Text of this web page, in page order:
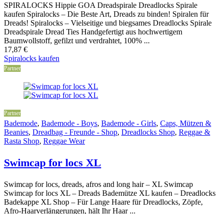
SPIRALOCKS Hippie GOA Dreadspirale Dreadlocks Spirale
kaufen Spiralocks – Die Beste Art, Dreads zu binden! Spiralen für
Dreads! Spiralocks – Vielseitige und biegsames Dreadlocks Spirale
Dreadspirale Dread Ties Handgefertigt aus hochwertigem
Baumwollstoff, gefilzt und verdrahtet, 100% ...
17,87 €
Spiralocks kaufen
Partner
Partner
Bademode, Bademode - Boys, Bademode - Girls, Caps, Mützen &
Beanies, Dreadbag - Freunde - Shop, Dreadlocks Shop, Reggae &
Rasta Shop, Reggae Wear
Swimcap for locs XL
Swimcap for locs, dreads, afros and long hair – XL Swimcap
Swimcap for locs XL – Dreads Bademütze XL kaufen – Dreadlocks
Badekappe XL Shop – Für Lange Haare für Dreadlocks, Zöpfe,
Afro-Haarverlängerungen, hält Ihr Haar ...